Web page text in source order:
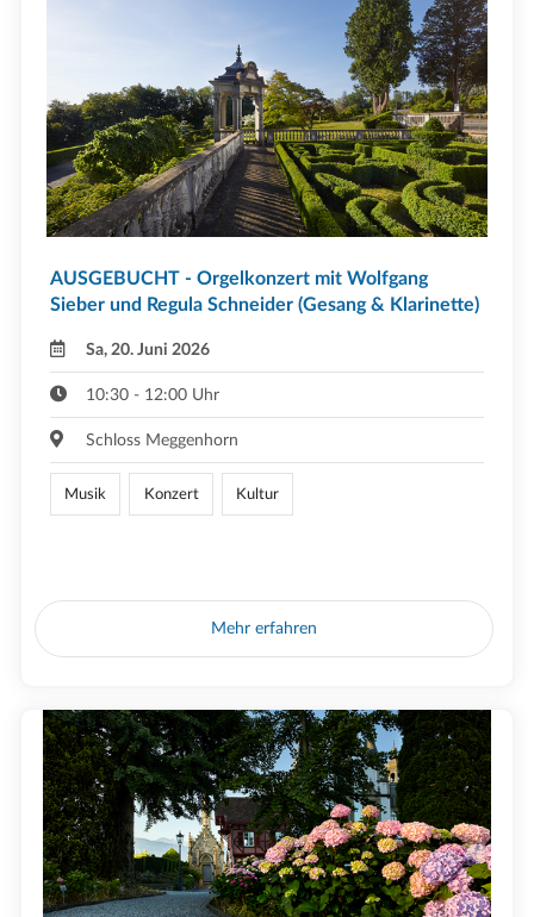
AUSGEBUCHT - Orgelkonzert mit Wolfgang
Sieber und Regula Schneider (Gesang & Klarinette)
Sa, 20. Juni 2026
10:30 - 12:00 Uhr
Schloss Meggenhorn
Musik Konzert Kultur
Mehr erfahren